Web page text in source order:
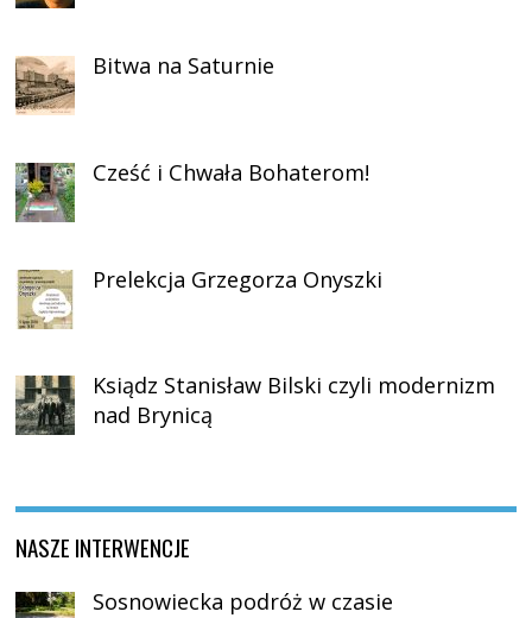
Bitwa na Saturnie
Cześć i Chwała Bohaterom!
Prelekcja Grzegorza Onyszki
Ksiądz Stanisław Bilski czyli modernizm
nad Brynicą
NASZE INTERWENCJE
Sosnowiecka podróż w czasie